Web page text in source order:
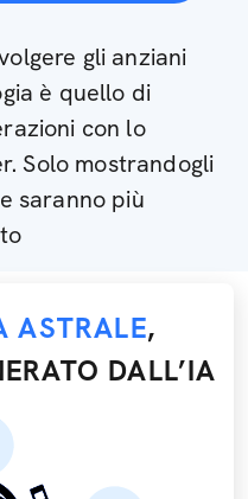
gli anziani
è quello di
con lo
Solo mostrandogli
saranno più
ASTRALE,
DALL’IA